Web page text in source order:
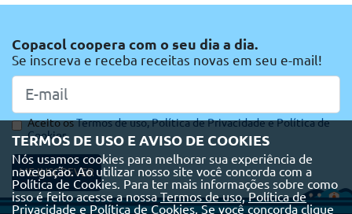
TERMOS DE USO E AVISO DE COOKIES
Nós usamos cookies para melhorar sua experiência de
navegação. Ao utilizar nosso site você concorda com a
Política de Cookies. Para ter mais informações sobre como
isso é feito acesse a nossaTermos de uso, Política de
Privacidade e Política de Cookies. Se você concorda clique
Copacol coopera com o seu dia a dia.
Se inscreva e receba receitas novas em seu e-mail!
Aceito osTermos de uso,Política de Privacidade ePolítica de
Cookies
ME INSCREVER